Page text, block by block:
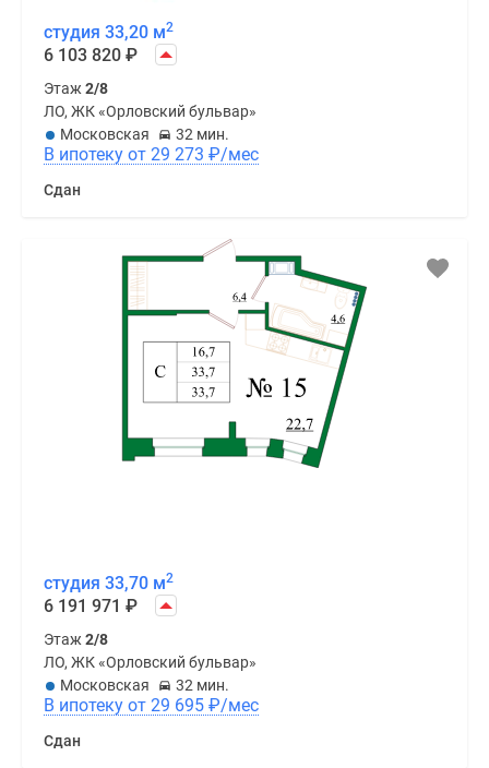
студия 33,20 м2
6 103 820 ₽
Этаж2/8
ЛО, ЖК «Орловский бульвар»
Московская
32 мин.
В ипотеку от 29 273 ₽/мес
Сдан
студия 33,70 м2
6 191 971 ₽
Этаж2/8
ЛО, ЖК «Орловский бульвар»
Московская
32 мин.
В ипотеку от 29 695 ₽/мес
Сдан